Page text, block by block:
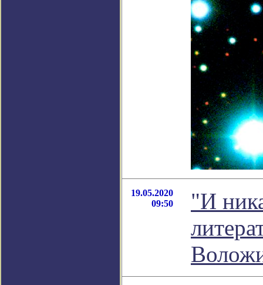
19.05.2020
09:50
"И